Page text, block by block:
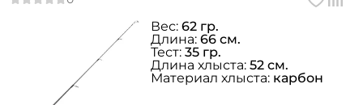
Вес: 62 гр.
Длина: 66 см.
Тест: 35 гр.
Длина хлыста: 52 см.
Материал хлыста: карбон